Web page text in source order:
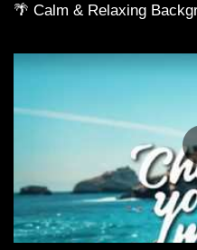
🌴 Calm & Relaxing